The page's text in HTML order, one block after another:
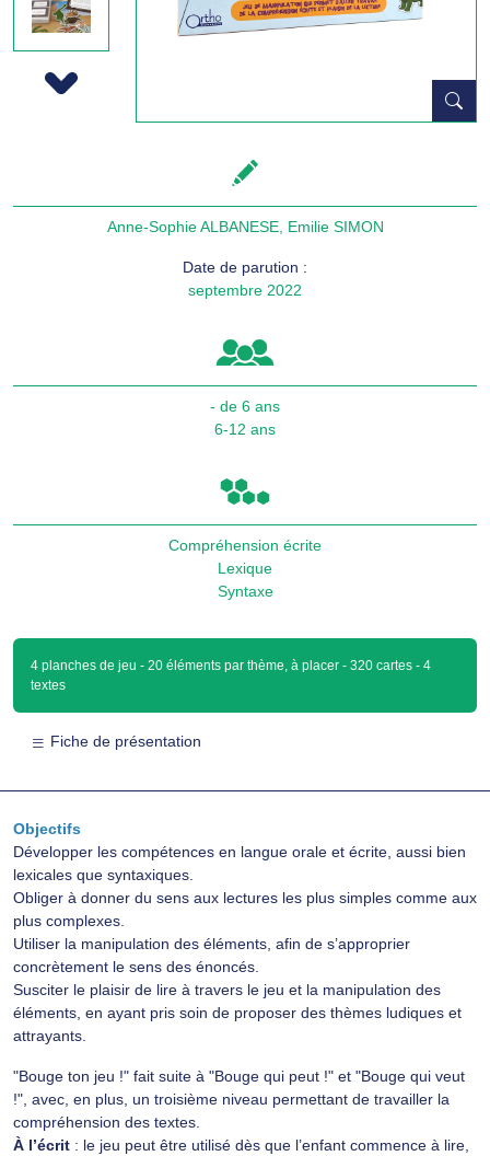
Next
Anne-Sophie ALBANESE, Emilie SIMON
Date de parution :
septembre 2022
- de 6 ans
6-12 ans
Compréhension écrite
Lexique
Syntaxe
4 planches de jeu - 20 éléments par thème, à placer - 320 cartes - 4
textes
Fiche de présentation
Objectifs
Développer les compétences en langue orale et écrite, aussi bien
lexicales que syntaxiques.
Obliger à donner du sens aux lectures les plus simples comme aux
plus complexes.
Utiliser la manipulation des éléments, afin de s’approprier
concrètement le sens des énoncés.
Susciter le plaisir de lire à travers le jeu et la manipulation des
éléments, en ayant pris soin de proposer des thèmes ludiques et
attrayants.
"Bouge ton jeu !" fait suite à "Bouge qui peut !" et "Bouge qui veut
!", avec, en plus, un troisième niveau permettant de travailler la
compréhension des textes.
À l’écrit : le jeu peut être utilisé dès que l’enfant commence à lire,